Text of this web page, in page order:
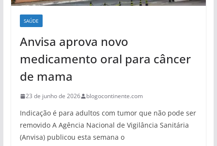
SAÚDE
Anvisa aprova novo
medicamento oral para câncer
de mama
23 de junho de 2026 blogocontinente.com
Indicação é para adultos com tumor que não pode ser
removido A Agência Nacional de Vigilância Sanitária
(Anvisa) publicou esta semana o